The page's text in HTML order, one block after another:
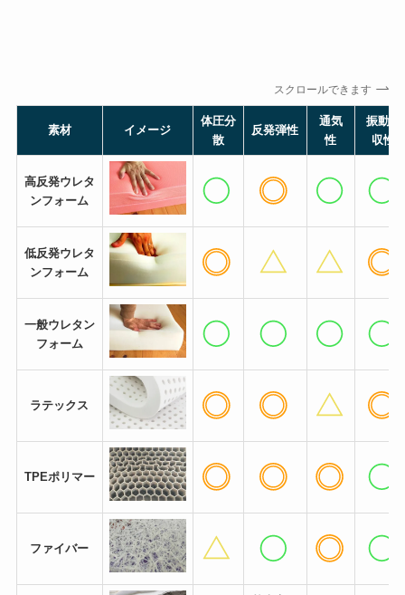
スクロールできます
素材 イメージ
体圧分
散
反発弾性
通気
性
振動吸
収性
高反発ウレタ
ンフォーム
低反発ウレタ
ンフォーム
一般ウレタン
フォーム
ラテックス
TPEポリマー
ファイバー